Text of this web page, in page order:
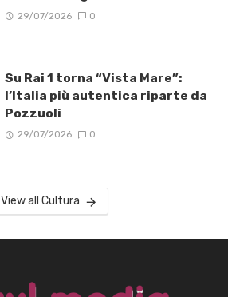
29/07/2026 0
Su Rai 1 torna “Vista Mare”:
l’Italia più autentica riparte da
Pozzuoli
29/07/2026 0
View all Cultura